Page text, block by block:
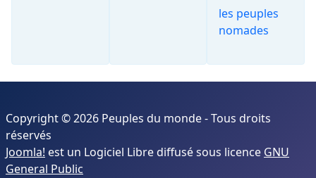
les peuples
nomades
Copyright © 2026 Peuples du monde - Tous droits
réservés
Joomla! est un Logiciel Libre diffusé sous licence GNU
General Public